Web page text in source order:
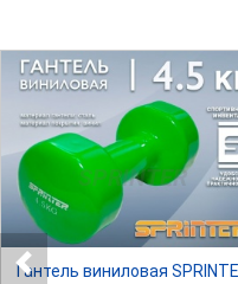
SPRINTER
Гантель виниловая